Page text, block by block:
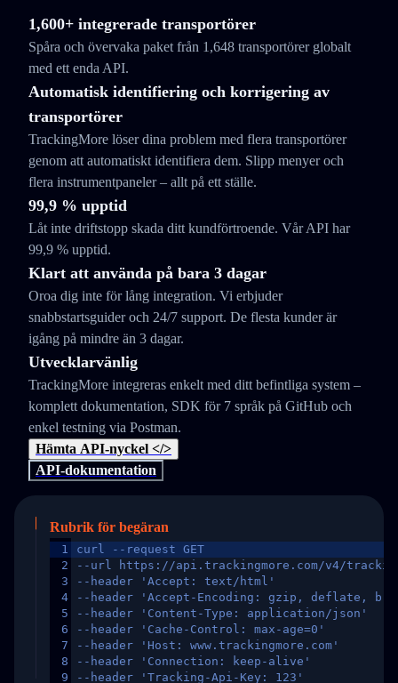
1,600+ integrerade transportörer
Spåra och övervaka paket från 1,648 transportörer globalt
med ett enda API.
Automatisk identifiering och korrigering av
transportörer
TrackingMore löser dina problem med flera transportörer
genom att automatiskt identifiera dem. Slipp menyer och
flera instrumentpaneler – allt på ett ställe.
99,9 % upptid
Låt inte driftstopp skada ditt kundförtroende. Vår API har
99,9 % upptid.
Klart att använda på bara 3 dagar
Oroa dig inte för lång integration. Vi erbjuder
snabbstartsguider och 24/7 support. De flesta kunder är
igång på mindre än 3 dagar.
Utvecklarvänlig
TrackingMore integreras enkelt med ditt befintliga system –
komplett dokumentation, SDK för 7 språk på GitHub och
enkel testning via Postman.
Hämta API-nyckel </>
API-dokumentation
Rubrik för begäran
1
2
3
4
5
6
7
8
9
curl --request GET
--url https://api.trackingmore.com/v4/trackings/
--header 'Accept: text/html'
--header 'Accept-Encoding: gzip, deflate,
--header 'Content-Type: application/json'
--header 'Cache-Control: max-age=0'
--header 'Host: www.trackingmore.com'
--header 'Connection: keep-alive'
--header 'Tracking-Api-Key: 123'